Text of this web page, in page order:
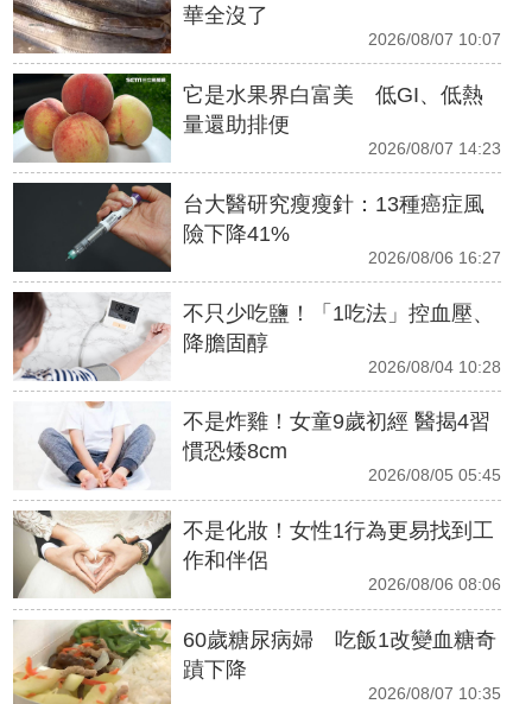
華全沒了
2026/08/07 10:07
它是水果界白富美 低GI、低熱
量還助排便
2026/08/07 14:23
台大醫研究瘦瘦針：13種癌症風
險下降41%
2026/08/06 16:27
不只少吃鹽！「1吃法」控血壓、
降膽固醇
2026/08/04 10:28
不是炸雞！女童9歲初經 醫揭4習
慣恐矮8cm
2026/08/05 05:45
不是化妝！女性1行為更易找到工
作和伴侶
2026/08/06 08:06
60歲糖尿病婦 吃飯1改變血糖奇
蹟下降
2026/08/07 10:35